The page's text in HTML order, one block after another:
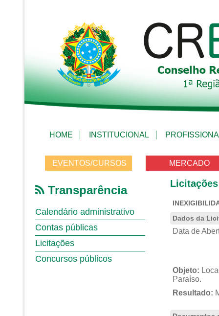
HOME INSTITUCIONAL
EVENTOS/CURSOS MERCADO
Transparência
Calendário administrativo
Contas públicas
Licitações
Concursos públicos
Dados da
Data de
Objeto:
Paraíso.
Resultado: